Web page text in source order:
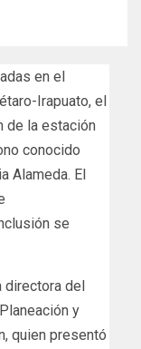
en el
Irapuato, el
de la estación
conocido
Alameda. El
se
directora del
y
quien presentó